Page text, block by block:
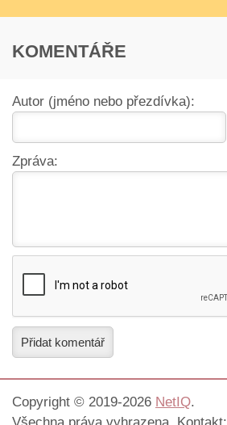
KOMENTÁŘE
Autor (jméno nebo přezdívka):
Zpráva:
Přidat komentář
Copyright © 2019-2026 NetIQ.